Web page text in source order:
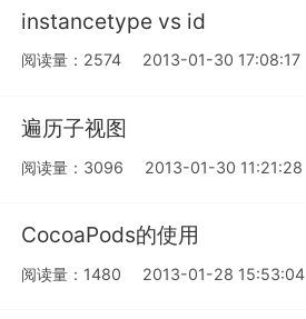
instancetype vs id
阅读量：2574 2013-01-30 17:08:17
遍历子视图
阅读量：3096 2013-01-30 11:21:28
CocoaPods的使用
阅读量：1480 2013-01-28 15:53:04